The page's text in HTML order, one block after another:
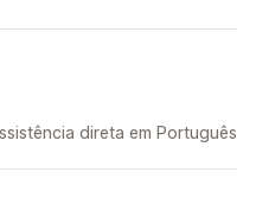
direta em Português